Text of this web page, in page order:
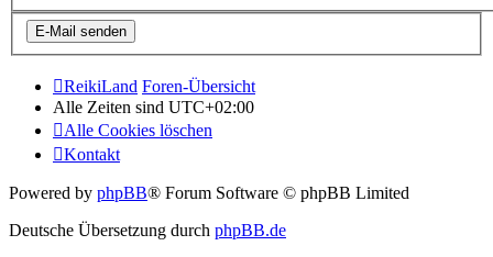
ReikiLand Foren-Übersicht
Alle Zeiten sind UTC+02:00
Alle Cookies löschen
Kontakt
Powered by phpBB® Forum Software © phpBB Limited
Deutsche Übersetzung durch phpBB.de